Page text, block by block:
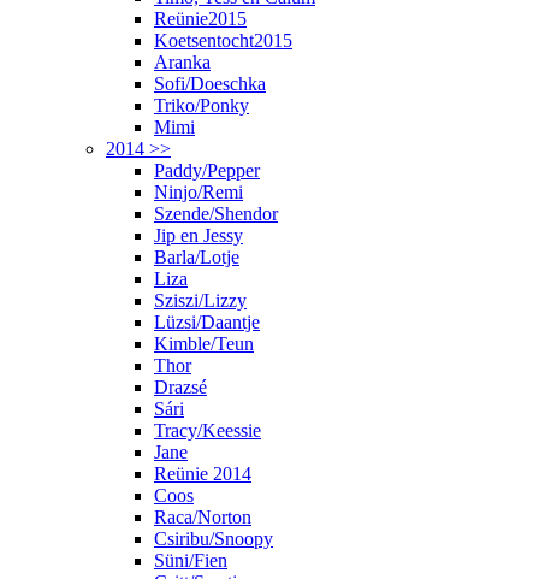
Reünie2015
Koetsentocht2015
Aranka
Sofi/Doeschka
Triko/Ponky
Mimi
2014 >>
Paddy/Pepper
Ninjo/Remi
Szende/Shendor
Jip en Jessy
Barla/Lotje
Liza
Sziszi/Lizzy
Lüzsi/Daantje
Kimble/Teun
Thor
Drazsé
Sári
Tracy/Keessie
Jane
Reünie 2014
Coos
Raca/Norton
Csiribu/Snoopy
Süni/Fien